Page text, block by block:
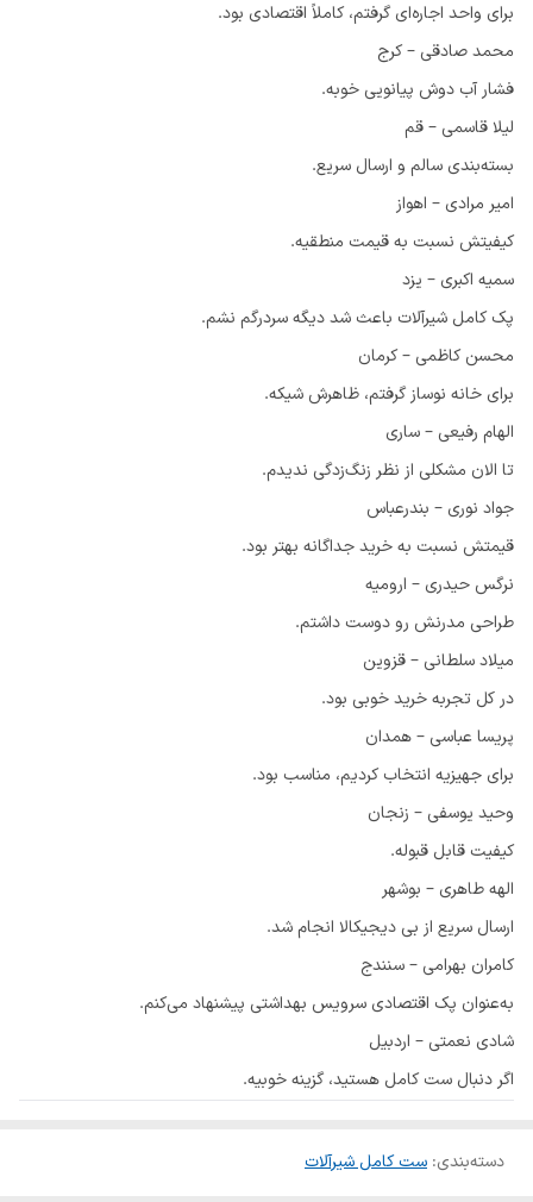
برای واحد اجاره‌ای گرفتم، کاملاً اقتصادی بود.
محمد صادقی – کرج
فشار آب دوش پیانویی خوبه.
لیلا قاسمی – قم
بسته‌بندی سالم و ارسال سریع.
امیر مرادی – اهواز
کیفیتش نسبت به قیمت منطقیه.
سمیه اکبری – یزد
پک کامل شیرآلات باعث شد دیگه سردرگم نشم.
محسن کاظمی – کرمان
برای خانه نوساز گرفتم، ظاهرش شیکه.
الهام رفیعی – ساری
تا الان مشکلی از نظر زنگ‌زدگی ندیدم.
جواد نوری – بندرعباس
قیمتش نسبت به خرید جداگانه بهتر بود.
نرگس حیدری – ارومیه
طراحی مدرنش رو دوست داشتم.
میلاد سلطانی – قزوین
در کل تجربه خرید خوبی بود.
پریسا عباسی – همدان
برای جهیزیه انتخاب کردیم، مناسب بود.
وحید یوسفی – زنجان
کیفیت قابل قبوله.
الهه طاهری – بوشهر
ارسال سریع از بی دیجیکالا انجام شد.
کامران بهرامی – سنندج
به‌عنوان پک اقتصادی سرویس بهداشتی پیشنهاد می‌کنم.
شادی نعمتی – اردبیل
اگر دنبال ست کامل هستید، گزینه خوبیه.
دسته‌بندی: ست کامل شیرآلات